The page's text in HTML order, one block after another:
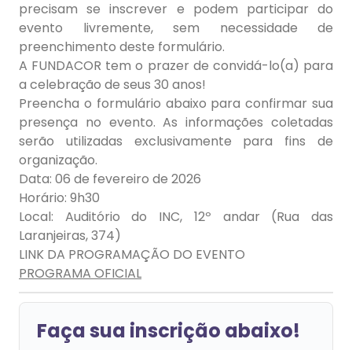
precisam se inscrever e podem participar do
evento livremente, sem necessidade de
preenchimento deste formulário.
A FUNDACOR tem o prazer de convidá-lo(a) para
a celebração de seus 30 anos!
Preencha o formulário abaixo para confirmar sua
presença no evento. As informações coletadas
serão utilizadas exclusivamente para fins de
organização.
Data: 06 de fevereiro de 2026
Horário: 9h30
Local: Auditório do INC, 12º andar (Rua das
Laranjeiras, 374)
LINK DA PROGRAMAÇÃO DO EVENTO
PROGRAMA OFICIAL
Faça sua inscrição abaixo!